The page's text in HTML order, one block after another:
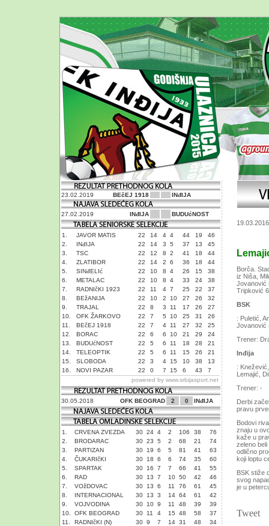
23.02.2019 BEčEJ 1918 INđIJA
27.02.2019 INđIJA BUDUćNOST
1. JAVOR MATIS 22 14 4 4 44 19
46
2.
INđIJA 22 14 3 5 37 13
45
3.
TSC 22 12 8 2 41 18
44
4.
ZLATIBOR 22 14 2 6 36 18
44
5.
SINđELIć 22 10 8 4 26 15
38
6.
METALAC 22 10 8 4 33 24
38
7.
RADNIčKI 1923 22 11 4 7 25 22
37
8.
BEžANIJA 22 10 2 10 27 26
32
9.
TRAJAL 22 8 3 11 17 26
27
10.
OFK ŽARKOVO 22 7 5 10 25 31
26
11.
BEčEJ 1918 22 7 4 11 27 32
25
12.
BORAC 22 6 6 10 21 29
24
13.
BUDUćNOST 22 5 6 11 18 28
21
14.
TELEOPTIK 22 5 6 11 15 26
21
15.
SLOBODA 22 3 4 15 10 38
13
16.
NOVI PAZAR 22 0 7 15 6 43
7
powered by www.srbijasport.net
30.05.2018 OFK BEOGRAD 2 0 INđIJA
1. CRVENA ZVEZDA 30 24 4 2 106 38
76
2.
BRODARAC 30 23 5 2 68 21
74
3.
PARTIZAN 30 19 6 5 81 41
63
4.
ČUKARIčKI 30 18 6 6 74 35
60
5.
SPARTAK 30 16 7 7 66 41
55
6.
RAD 30 13 7 10 50 42
46
7.
VOžDOVAC 30 13 6 11 76 61
45
8.
INTERNACIONAL 30 13 3 14 64 61
42
9.
VOJVODINA 30 10 9 11 48 39
39
10.
OFK BEOGRAD 30 11 4 15 48 58
37
11.
RADNIčKI (N) 30 9 7 14 31 48
34
19.03.2016
Borča.
iz Niša,
Jovanović
Tripković
BSK
: Puletić,
Jovanović
Trener:
Inđija
:
Lemajić,
Trener: -
Derbi
pravu
Bodovi
znaju u
kaže u
zeleno
odlično
koji loptu
BSK stiže
svog
je u
Tweet